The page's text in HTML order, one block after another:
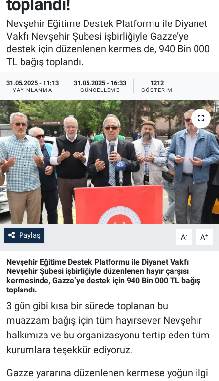
toplandı!
Nevşehir Eğitime Destek Platformu ile Diyanet
Vakfı Nevşehir Şubesi işbirliğiyle Gazze’ye
destek için düzenlenen kermes de, 940 Bin 000
TL bağış toplandı.
31.05.2025 - 11:13
YAYINLANMA
31.05.2025 - 16:33
GÜNCELLEME
1212
GÖSTERIM
Paylaş A- A+
Nevşehir Eğitime Destek Platformu ile Diyanet Vakfı
Nevşehir Şubesi işbirliğiyle düzenlenen hayır çarşısı
kermesinde, Gazze’ye destek için 940 Bin 000 TL bağış
toplandı.
3 gün gibi kısa bir sürede toplanan bu
muazzam bağış için tüm hayırsever Nevşehir
halkımıza ve bu organizasyonu tertip eden tüm
kurumlara teşekkür ediyoruz.
Gazze yararına düzenlenen kermese yoğun ilgi
Sağlık
Yerel
Genel
Asayiş
İlan - Duyuru- Mesaj
Türkiye Gündemi
Sizden Gelenler
Yaşam
Sağlık
Eğitim
Kültür
3.Sayfa
Medya
Bilim-Tek
Teknoloji
Röportaj
Kayseri
Niğde
İlan - Duyuru- Mesaj
Türkiye Gündemi
Sizden Gelenler